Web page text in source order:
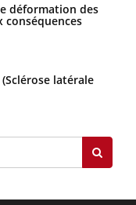
déformation des
conséquences
latérale